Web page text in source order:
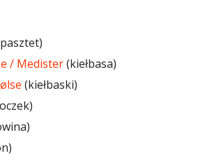
/ Medister(kiełbasa)
(kiełbaski)